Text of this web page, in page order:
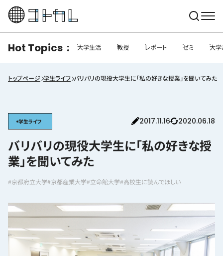
Hot Topics 大学生活 教授 レポート ゼミ 大学
トップページ 学生ライフ バリバリの現役大学生に「私の好きな授業」を聞いてみた
学生ライフ 2017.11.16 2020.06.18
バリバリの現役大学生に「私の好きな授
業」を聞いてみた
#京都府立大学#京都産業大学#立命館大学#高校生に読んでほしい